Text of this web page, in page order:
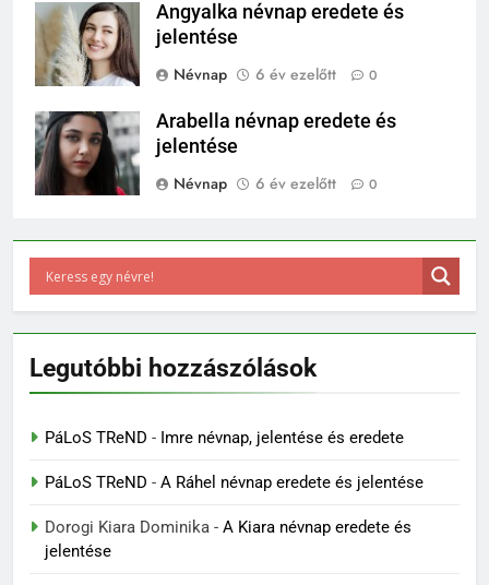
Angyalka névnap eredete és
jelentése
Névnap
6 év ezelőtt 0
Arabella névnap eredete és
jelentése
Névnap
6 év ezelőtt 0
Legutóbbi hozzászólások
PáLoS TReND - Imre névnap, jelentése és eredete
PáLoS TReND - A Ráhel névnap eredete és jelentése
Dorogi Kiara Dominika - A Kiara névnap eredete és
jelentése